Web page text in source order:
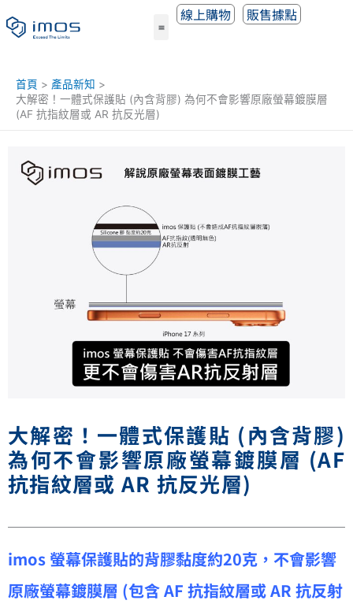
至
線上購物 販售據點
首頁
產品新知
大解密！一體式保護貼 (內含背膠) 為何不會影響原廠螢幕鍍膜層
(AF 抗指紋層或 AR 抗反光層)
大解密！一體式保護貼 (內含背膠)
為何不會影響原廠螢幕鍍膜層 (AF
抗指紋層或 AR 抗反光層)
imos 螢幕保護貼的背膠黏度約20克，不會影響
原廠螢幕鍍膜層 (包含 AF 抗指紋層或 AR 抗反射